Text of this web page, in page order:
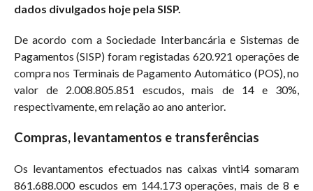
dados divulgados hoje pela SISP.
De acordo com a Sociedade Interbancária e Sistemas de
Pagamentos (SISP) foram registadas 620.921 operações de
compra nos Terminais de Pagamento Automático (POS), no
valor de 2.008.805.851 escudos, mais de 14 e 30%,
respectivamente, em relação ao ano anterior.
Compras, levantamentos e transferências
Os levantamentos efectuados nas caixas vinti4 somaram
861.688.000 escudos em 144.173 operações, mais de 8 e